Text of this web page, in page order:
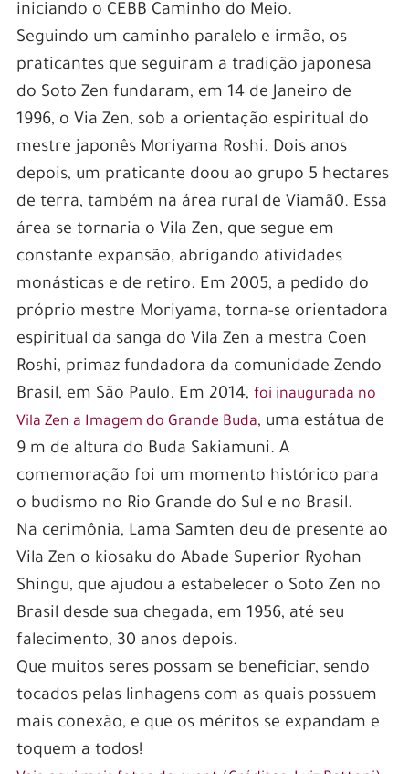
iniciando o CEBB Caminho do Meio.
Seguindo um caminho paralelo e irmão, os
praticantes que seguiram a tradição japonesa
do Soto Zen fundaram, em 14 de Janeiro de
1996, o Via Zen, sob a orientação espiritual do
mestre japonês Moriyama Roshi. Dois anos
depois, um praticante doou ao grupo 5 hectares
de terra, também na área rural de Viamã0. Essa
área se tornaria o Vila Zen, que segue em
constante expansão, abrigando atividades
monásticas e de retiro. Em 2005, a pedido do
próprio mestre Moriyama, torna-se orientadora
espiritual da sanga do Vila Zen a mestra Coen
Roshi, primaz fundadora da comunidade Zendo
Brasil, em São Paulo. Em 2014, foi inaugurada no
Vila Zen a Imagem do Grande Buda, uma estátua de
9 m de altura do Buda Sakiamuni. A
comemoração foi um momento histórico para
o budismo no Rio Grande do Sul e no Brasil.
Na cerimônia, Lama Samten deu de presente ao
Vila Zen o kiosaku do Abade Superior Ryohan
Shingu, que ajudou a estabelecer o Soto Zen no
Brasil desde sua chegada, em 1956, até seu
falecimento, 30 anos depois.
Que muitos seres possam se beneficiar, sendo
tocados pelas linhagens com as quais possuem
mais conexão, e que os méritos se expandam e
toquem a todos!